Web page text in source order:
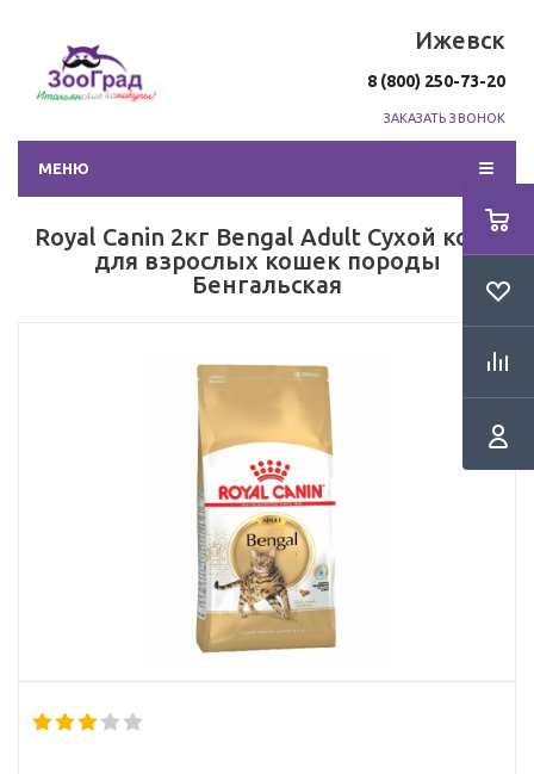
Ижевск
8 (800) 250-73-20
ЗАКАЗАТЬ ЗВОНОК
МЕНЮ
Royal Canin 2кг Bengal Adult Сухой корм
для взрослых кошек породы
Бенгальская